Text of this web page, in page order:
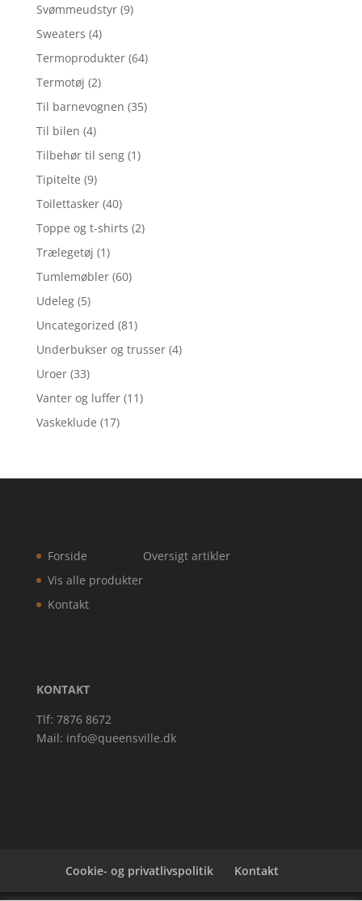
Svømmeudstyr (9)
Sweaters (4)
Termoprodukter (64)
Termotøj (2)
Til barnevognen (35)
Til bilen (4)
Tilbehør til seng (1)
Tipitelte (9)
Toilettasker (40)
Toppe og t-shirts (2)
Trælegetøj (1)
Tumlemøbler (60)
Udeleg (5)
Uncategorized (81)
Underbukser og trusser (4)
Uroer (33)
Vanter og luffer (11)
Vaskeklude (17)
Forside
Vis alle produkter
Kontakt
Oversigt artikler
KONTAKT
Tlf: 7876 8672
Mail: info@queensville.dk
Cookie- og privatlivspolitik Kontakt